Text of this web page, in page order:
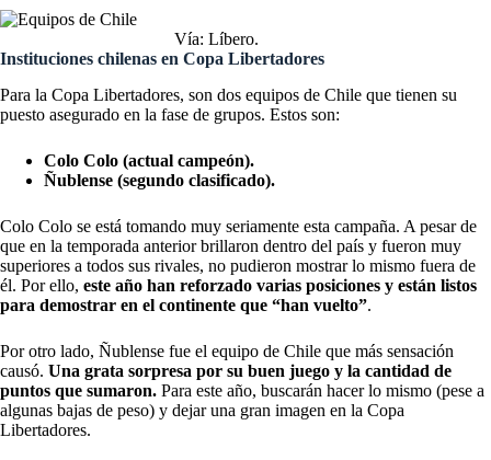
Vía: Líbero.
Instituciones chilenas en Copa Libertadores
Para la Copa Libertadores, son dos equipos de Chile que tienen su
puesto asegurado en la fase de grupos. Estos son:
Colo Colo (actual campeón).
Ñublense (segundo clasificado).
Colo Colo se está tomando muy seriamente esta campaña. A pesar de
que en la temporada anterior brillaron dentro del país y fueron muy
superiores a todos sus rivales, no pudieron mostrar lo mismo fuera de
él. Por ello, este año han reforzado varias posiciones y están listos
para demostrar en el continente que “han vuelto”.
Por otro lado, Ñublense fue el equipo de Chile que más sensación
causó. Una grata sorpresa por su buen juego y la cantidad de
puntos que sumaron. Para este año, buscarán hacer lo mismo (pese a
algunas bajas de peso) y dejar una gran imagen en la Copa
Libertadores.